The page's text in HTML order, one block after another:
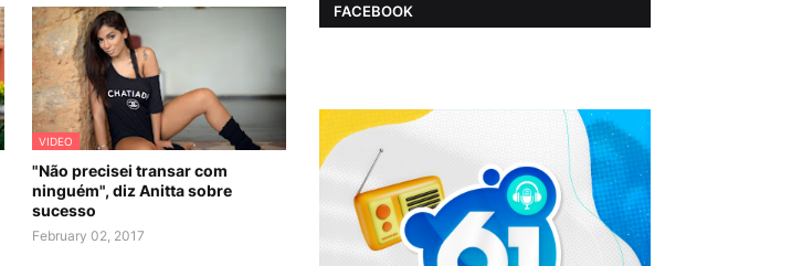
VIDEO
"Não precisei transar com
ninguém", diz Anitta sobre
sucesso
February 02, 2017
FACEBOOK